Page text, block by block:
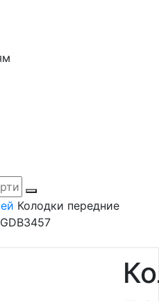
Колодки передние